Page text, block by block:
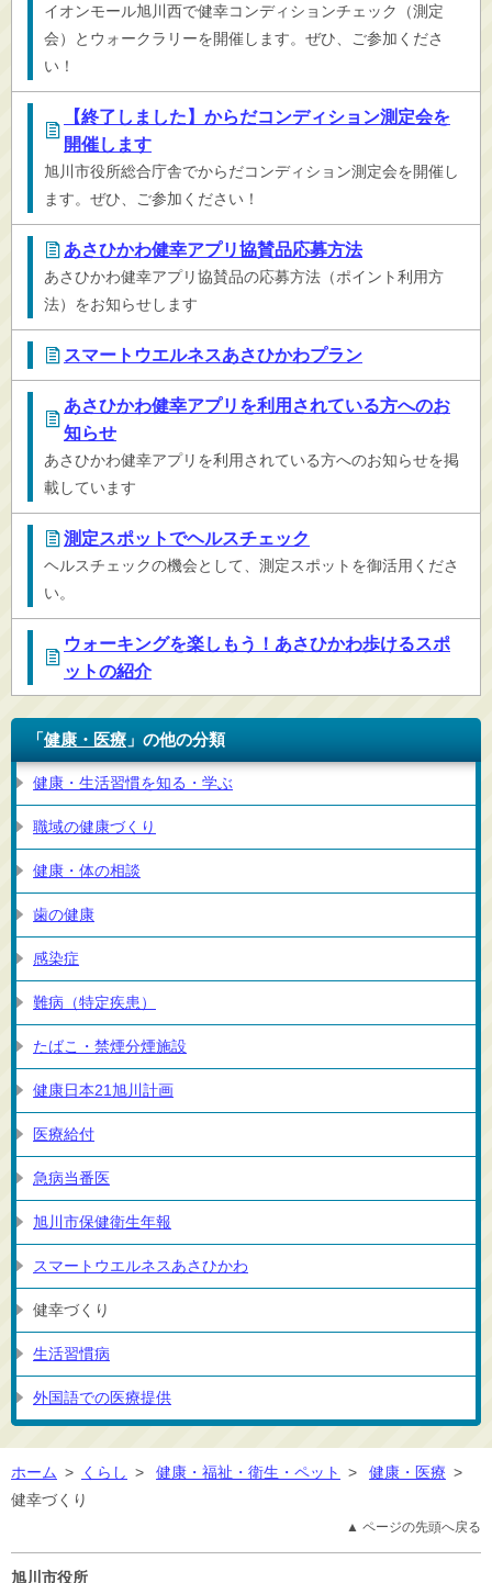
イオンモール旭川西で健幸コンディションチェック（測定
会）とウォークラリーを開催します。ぜひ、ご参加くださ
い！
【終了しました】からだコンディション測定会を
開催します
旭川市役所総合庁舎でからだコンディション測定会を開催し
ます。ぜひ、ご参加ください！
あさひかわ健幸アプリ協賛品応募方法
あさひかわ健幸アプリ協賛品の応募方法（ポイント利用方
法）をお知らせします
スマートウエルネスあさひかわプラン
あさひかわ健幸アプリを利用されている方へのお
知らせ
あさひかわ健幸アプリを利用されている方へのお知らせを掲
載しています
測定スポットでヘルスチェック
ヘルスチェックの機会として、測定スポットを御活用くださ
い。
ウォーキングを楽しもう！あさひかわ歩けるスポ
ットの紹介
「健康・医療 」の他の分類
健康・生活習慣を知る・学ぶ
職域の健康づくり
健康・体の相談
歯の健康
感染症
難病（特定疾患）
たばこ・禁煙分煙施設
健康日本21旭川計画
医療給付
急病当番医
旭川市保健衛生年報
スマートウエルネスあさひかわ
健幸づくり
生活習慣病
外国語での医療提供
ホーム > くらし > 健康・福祉・衛生・ペット > 健康・医療 >
健幸づくり
▲ ページの先頭へ戻る
旭川市役所